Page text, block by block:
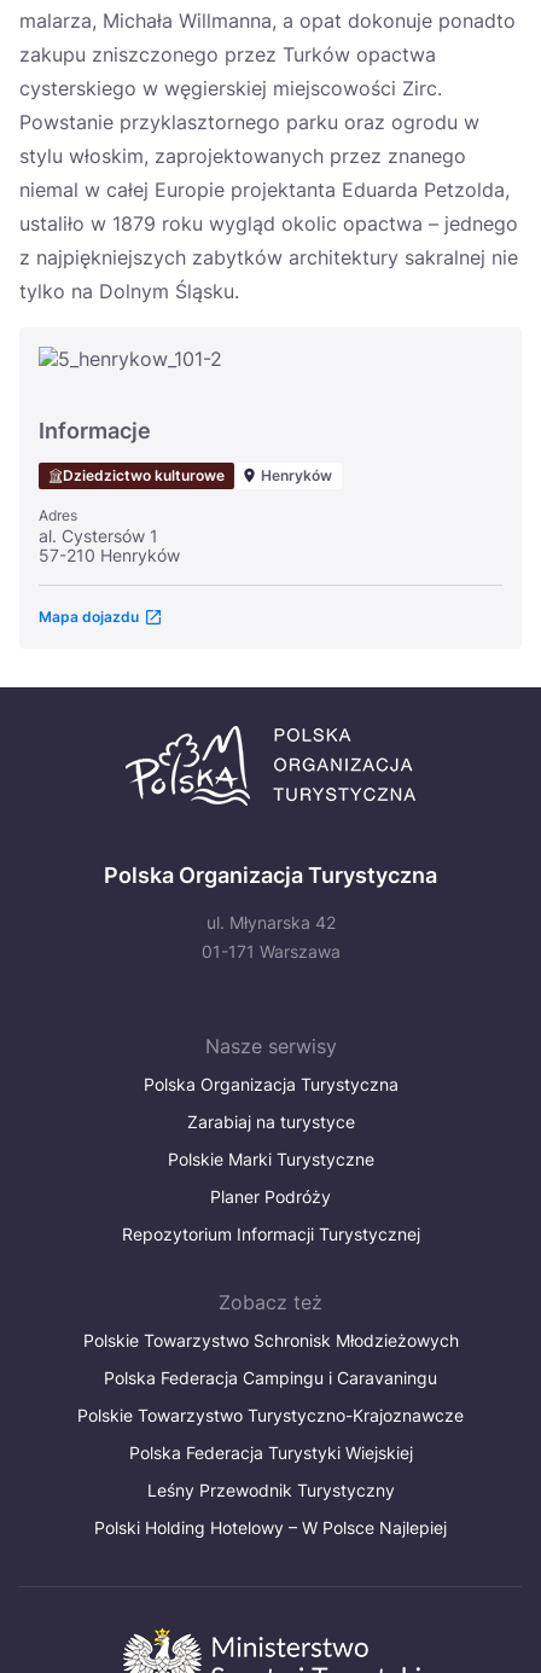
malarza, Michała Willmanna, a opat dokonuje ponadto
zakupu zniszczonego przez Turków opactwa
cysterskiego w węgierskiej miejscowości Zirc.
Powstanie przyklasztornego parku oraz ogrodu w
stylu włoskim, zaprojektowanych przez znanego
niemal w całej Europie projektanta Eduarda Petzolda,
ustaliło w 1879 roku wygląd okolic opactwa – jednego
z najpiękniejszych zabytków architektury sakralnej nie
tylko na Dolnym Śląsku.
Informacje
Dziedzictwo kulturowe Henryków
Adres
al. Cystersów 1
57-210 Henryków
Mapa dojazdu
Polska Organizacja Turystyczna
ul. Młynarska 42
01-171 Warszawa
Nasze serwisy
Polska Organizacja Turystyczna
Zarabiaj na turystyce
Polskie Marki Turystyczne
Planer Podróży
Repozytorium Informacji Turystycznej
Zobacz też
Polskie Towarzystwo Schronisk Młodzieżowych
Polska Federacja Campingu i Caravaningu
Polskie Towarzystwo Turystyczno-Krajoznawcze
Polska Federacja Turystyki Wiejskiej
Leśny Przewodnik Turystyczny
Polski Holding Hotelowy – W Polsce Najlepiej